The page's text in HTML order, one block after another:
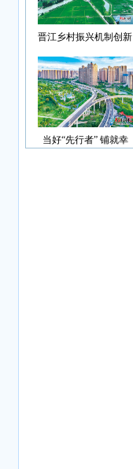
晋江乡村振兴机制创新
当好“先行者” 铺就幸